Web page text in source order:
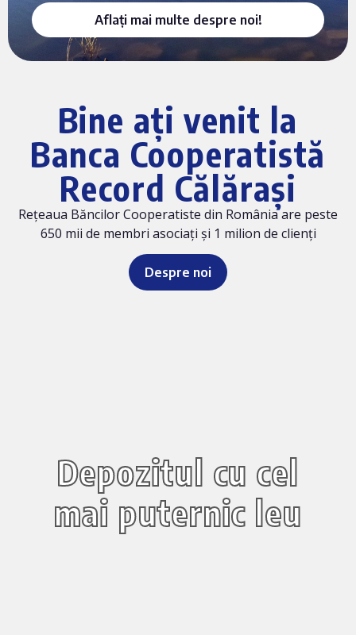
Aflați mai multe despre noi!
Bine ați venit la
Banca Cooperatistă
Record Călărași
Rețeaua Băncilor Cooperatiste din România are peste
650 mii de membri asociați și 1 milion de clienți
Despre noi
Depozitul cu cel
mai puternic leu